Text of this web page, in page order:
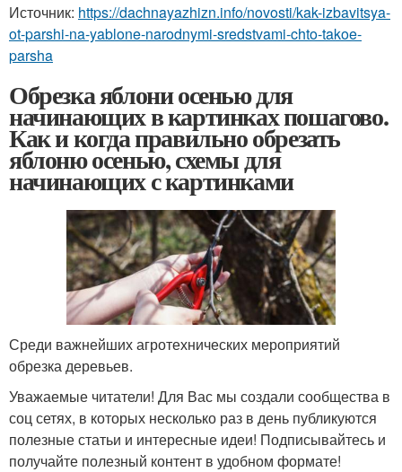
Источник: https://dachnayazhizn.info/novosti/kak-izbavitsya-
ot-parshi-na-yablone-narodnymi-sredstvami-chto-takoe-
parsha
Обрезка яблони осенью для
начинающих в картинках пошагово.
Как и когда правильно обрезать
яблоню осенью, схемы для
начинающих с картинками
Среди важнейших агротехнических мероприятий
обрезка деревьев.
Уважаемые читатели! Для Вас мы создали сообщества в
соц сетях, в которых несколько раз в день публикуются
полезные статьи и интересные идеи! Подписывайтесь и
получайте полезный контент в удобном формате!